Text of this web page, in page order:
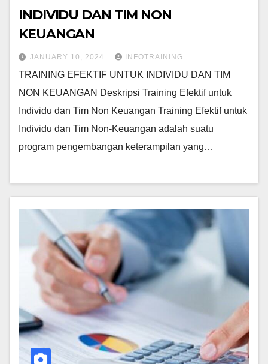
INDIVIDU DAN TIM NON
KEUANGAN
JANUARY 10, 2024 INFOTRAINING
TRAINING EFEKTIF UNTUK INDIVIDU DAN TIM
NON KEUANGAN Deskripsi Training Efektif untuk
Individu dan Tim Non Keuangan Training Efektif untuk
Individu dan Tim Non-Keuangan adalah suatu
program pengembangan keterampilan yang…